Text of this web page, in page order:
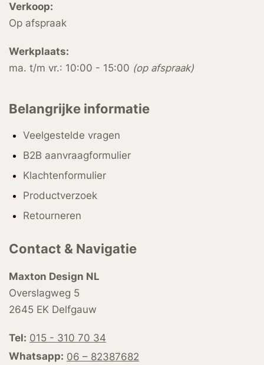
Verkoop:
Op afspraak
Werkplaats:
ma. t/m vr.: 10:00 - 15:00 (op afspraak)
Belangrijke informatie
Veelgestelde vragen
B2B aanvraagformulier
Klachtenformulier
Productverzoek
Retourneren
Contact & Navigatie
Maxton Design NL
Overslagweg 5
2645 EK Delfgauw
Tel: 015 - 310 70 34
Whatsapp: 06 – 82387682